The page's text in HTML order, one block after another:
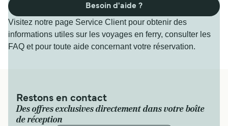
Visitez notre page Service Client pour obtenir des
informations utiles sur les voyages en ferry, consulter les
FAQ et pour toute aide concernant votre réservation.
Besoin d'aide ?
Restons en contact
Des offres exclusives directement dans votre boîte
de réception